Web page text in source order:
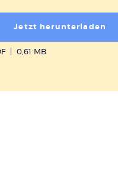
Jetzt herunterladen
0,61 MB